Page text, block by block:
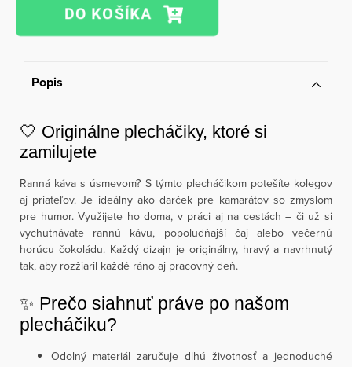
Popis
🤍 Originálne plecháčiky, ktoré si
zamilujete
Ranná káva s úsmevom? S týmto plecháčikom potešíte kolegov
aj priateľov. Je ideálny ako darček pre kamarátov so zmyslom
pre humor. Využijete ho doma, v práci aj na cestách – či už si
vychutnávate rannú kávu, popoludňajší čaj alebo večernú
horúcu čokoládu. Každý dizajn je originálny, hravý a navrhnutý
tak, aby rozžiaril každé ráno aj pracovný deň.
✨ Prečo siahnuť práve po našom
plecháčiku?
Odolný materiál zaručuje dlhú životnosť a jednoduché